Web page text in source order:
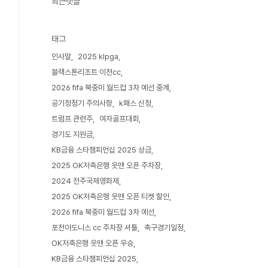
태그
인사말
2025 klpga
블랙스톤리조트 이천cc
2026 fifa 북중미 월드컵 3차 예선 중계
공기청정기 주의사항
k패스 신청
트럼프 관련주
여자골프대회
경기도 지원금
KB금융 스타챔피언십 2025 상금
2025 OK저축은행 읏맨 오픈 주차장
2024 전주국제영화제
2025 OK저축은행 읏맨 오픈 티켓 할인
2026 fifa 북중미 월드컵 3차 예선
포천아도니스 cc 주차장 셔틀
축구경기일정
OK저축은행 읏맨 오픈 우승
KB금융 스타챔피언십 2025